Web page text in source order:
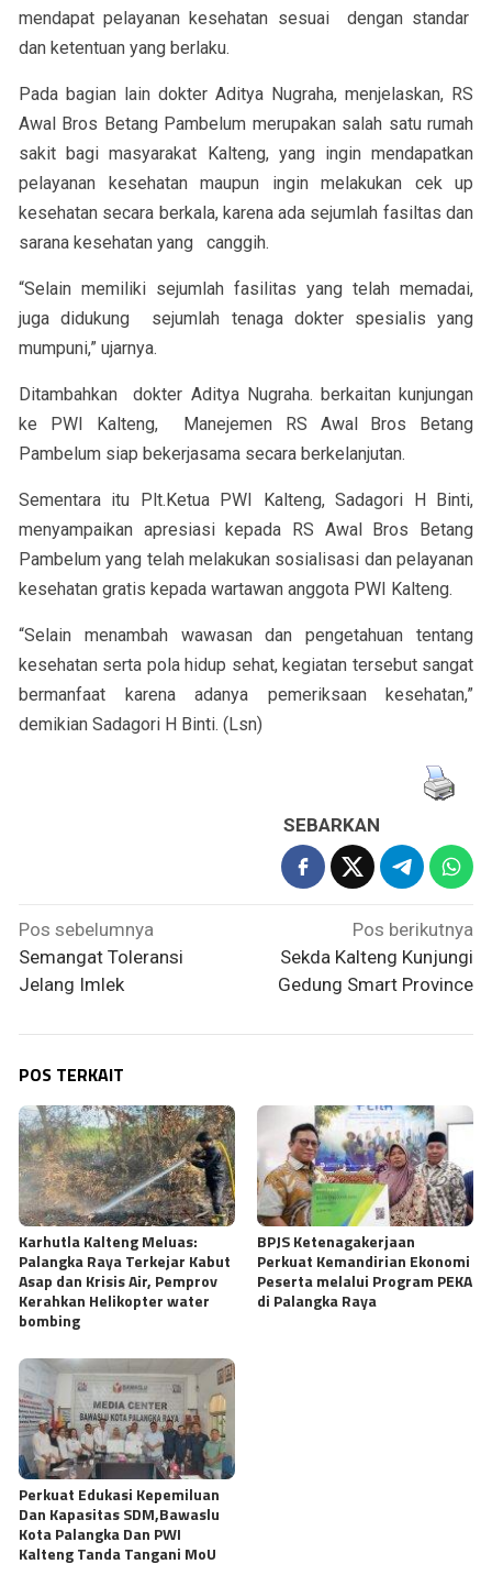
mendapat pelayanan kesehatan sesuai dengan standar
dan ketentuan yang berlaku.
Pada bagian lain dokter Aditya Nugraha, menjelaskan, RS
Awal Bros Betang Pambelum merupakan salah satu rumah
sakit bagi masyarakat Kalteng, yang ingin mendapatkan
pelayanan kesehatan maupun ingin melakukan cek up
kesehatan secara berkala, karena ada sejumlah fasiltas dan
sarana kesehatan yang canggih.
“Selain memiliki sejumlah fasilitas yang telah memadai,
juga didukung sejumlah tenaga dokter spesialis yang
mumpuni,” ujarnya.
Ditambahkan dokter Aditya Nugraha. berkaitan kunjungan
ke PWI Kalteng, Manejemen RS Awal Bros Betang
Pambelum siap bekerjasama secara berkelanjutan.
Sementara itu Plt.Ketua PWI Kalteng, Sadagori H Binti,
menyampaikan apresiasi kepada RS Awal Bros Betang
Pambelum yang telah melakukan sosialisasi dan pelayanan
kesehatan gratis kepada wartawan anggota PWI Kalteng.
“Selain menambah wawasan dan pengetahuan tentang
kesehatan serta pola hidup sehat, kegiatan tersebut sangat
bermanfaat karena adanya pemeriksaan kesehatan,”
demikian Sadagori H Binti. (Lsn)
SEBARKAN
Navigasi
pos
Pos sebelumnya
Semangat Toleransi
Jelang Imlek
Pos berikutnya
Sekda Kalteng Kunjungi
Gedung Smart Province
POS TERKAIT
Karhutla Kalteng Meluas:
Palangka Raya Terkejar Kabut
Asap dan Krisis Air, Pemprov
Kerahkan Helikopter water
bombing
BPJS Ketenagakerjaan
Perkuat Kemandirian Ekonomi
Peserta melalui Program PEKA
di Palangka Raya
Perkuat Edukasi Kepemiluan
Dan Kapasitas SDM,Bawaslu
Kota Palangka Dan PWI
Kalteng Tanda Tangani MoU